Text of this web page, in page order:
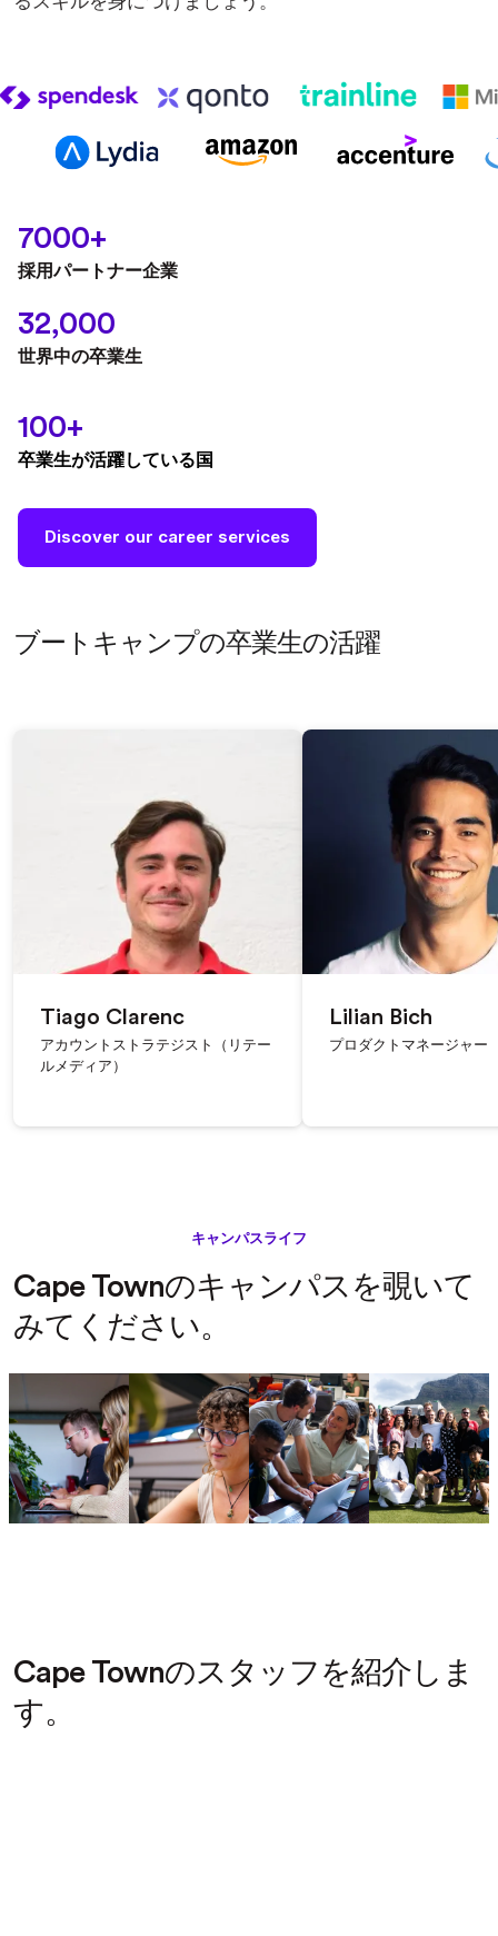
7000+
採用パートナー企業
32,000
世界中の卒業生
100+
卒業生が活躍している国
Discover our career services
ブートキャンプの卒業生の活躍
Tiago Clarenc
アカウントストラテジスト（リテー
ルメディア）
Lilian Bich
プロダクトマネージャー
キャンパスライフ
Cape Townのキャンパスを覗いて
みてください。
Cape Townのスタッフを紹介しま
す。